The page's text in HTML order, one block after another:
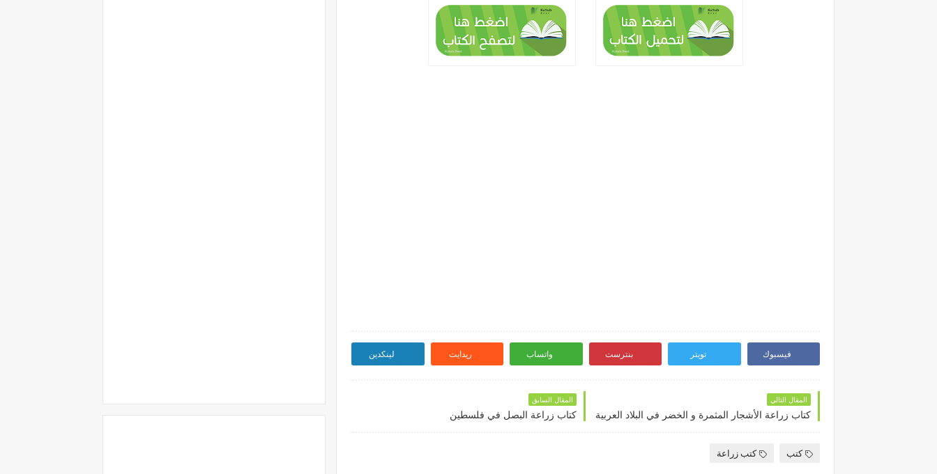
فيسبوك تويتر بنترست واتساب ريدايت لينكدين
المقال التالي
كتاب زراعة الأشجار المثمرة و الخضر في البلاد العربية
المقال السابق
كتاب زراعة البصل في فلسطين
كتب كتب زراعة